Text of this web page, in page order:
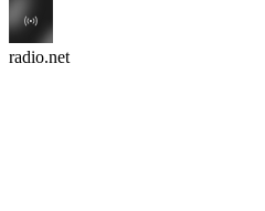
radio.net